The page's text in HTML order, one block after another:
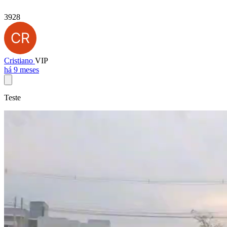
3928
Cristiano VIP
há 9 meses
Teste